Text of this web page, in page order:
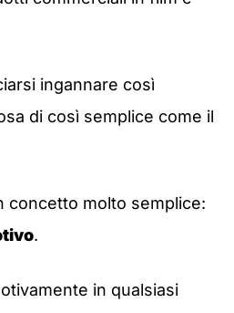
ingannare così
di così semplice come il
concetto molto semplice:
.
in qualsiasi